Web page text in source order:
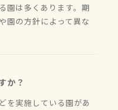
園は多くあります。期
園の方針によって異な
か？
を実施している園があ